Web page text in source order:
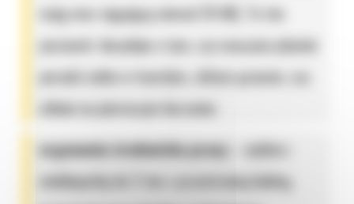
mają moc sięgającą niemal 20 kN). To ten
parametr decyduje o tym, czy maszyna płynnie
poradzi sobie w twardym, zbitym gruncie, czy
utknie na pierwszym korzeniu;
ergonomia środowiska pracy– wybierz
minikoparkę do 2 ton z przestronną kabiną,